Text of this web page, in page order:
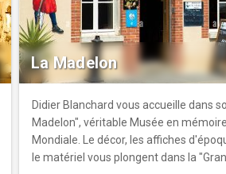
et de l'industrie du papier-mâché à
des fonderies (Pont-à-Mousson SA)
Mussipontaine. Tarif d'entrée réduit :
d'emploi, personnes handicapées
La Madelon
Didier Blanchard vous accueille dans
Madelon", véritable Musée en
Mondiale. Le décor, les affiches
le matériel vous plongent dans la